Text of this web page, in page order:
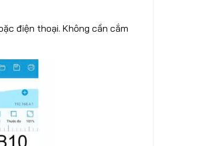
điện thoại. Không cần cắm